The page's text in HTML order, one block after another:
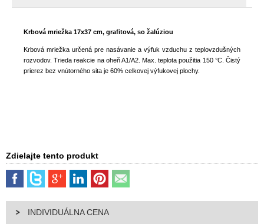
Krbová mriežka 17x37 cm, grafitová, so žalúziou
Krbová mriežka určená pre nasávanie a výfuk vzduchu z teplovzdušných
rozvodov. Trieda reakcie na oheň A1/A2. Max. teplota použitia 150 °C. Čistý
prierez bez vnútorného sita je 60% celkovej výfukovej plochy.
Zdielajte tento produkt
INDIVIDUÁLNA CENA